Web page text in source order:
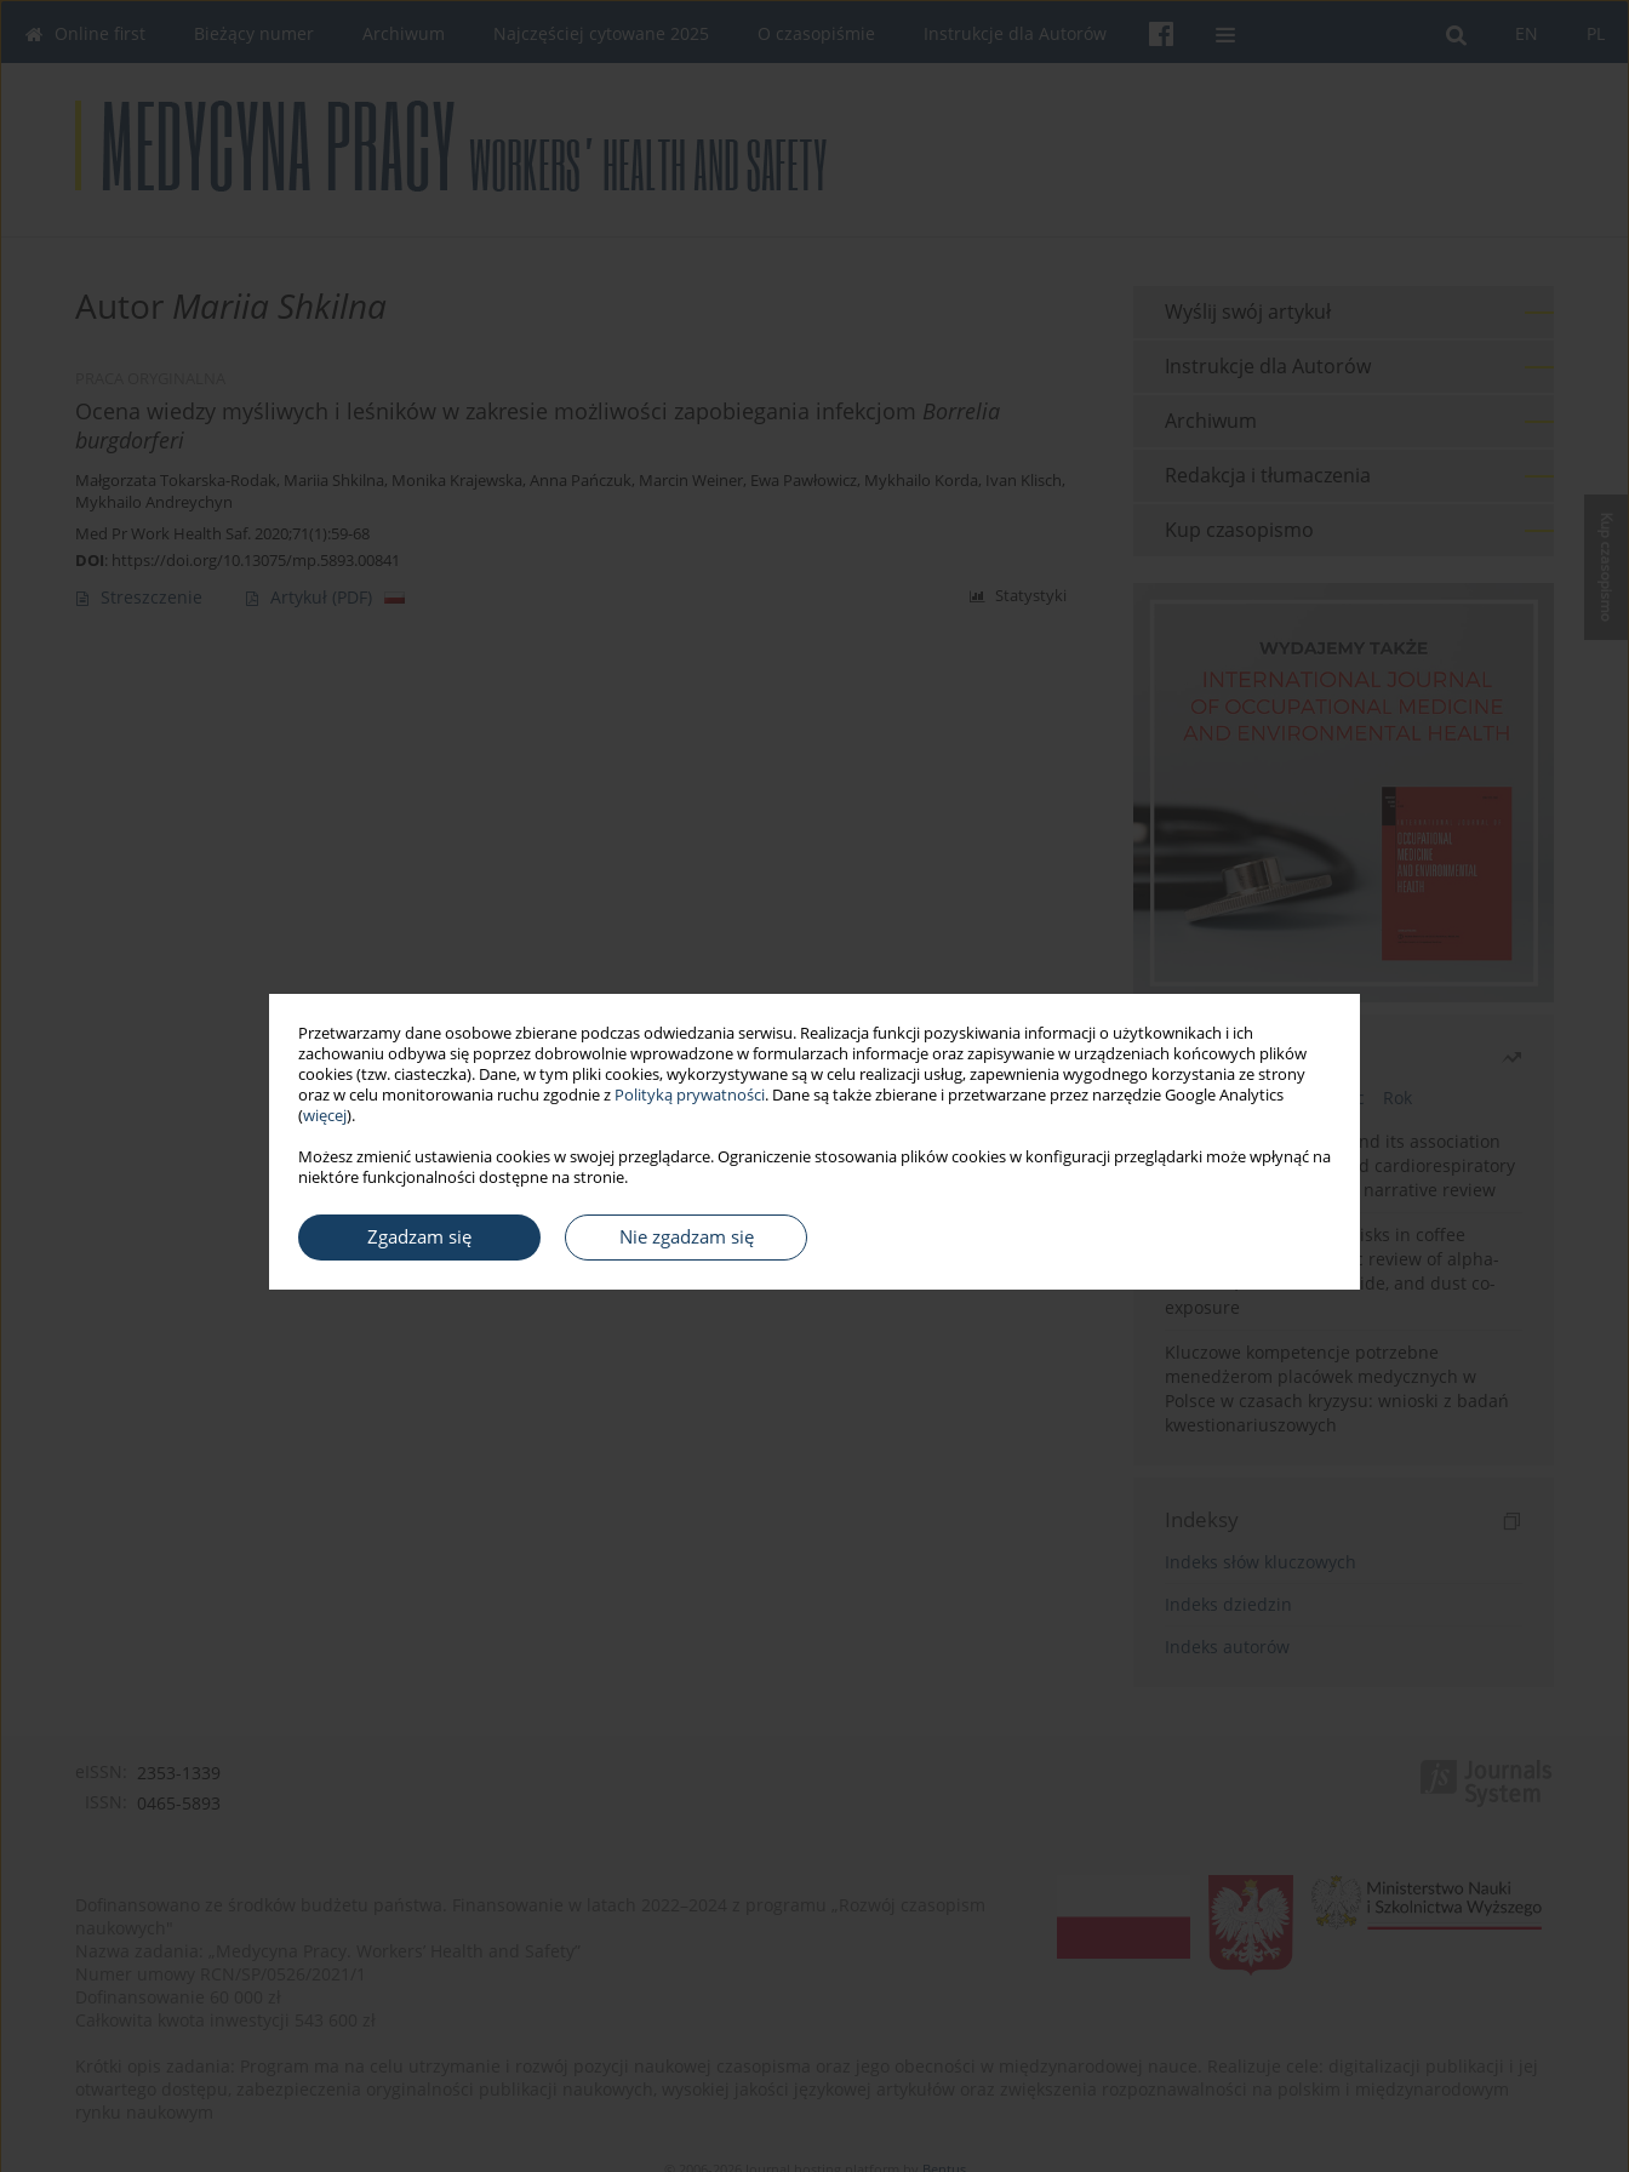
Przetwarzamy dane osobowe zbierane podczas odwiedzania serwisu. Realizacja funkcji pozyskiwania informacji o użytkownikach i ich
zachowaniu odbywa się poprzez dobrowolnie wprowadzone w formularzach informacje oraz zapisywanie w urządzeniach końcowych plików
cookies (tzw. ciasteczka). Dane, w tym pliki cookies, wykorzystywane są w celu realizacji usług, zapewnienia wygodnego korzystania ze strony
oraz w celu monitorowania ruchu zgodnie z Polityką prywatności. Dane są także zbierane i przetwarzane przez narzędzie Google Analytics
(więcej).
Możesz zmienić ustawienia cookies w swojej przeglądarce. Ograniczenie stosowania plików cookies w konfiguracji przeglądarki może wpłynąć na
niektóre funkcjonalności dostępne na stronie.
Zgadzam się Nie zgadzam się
PL
EN
Online first Bieżący numer Archiwum Najczęściej cytowane 2025 O czasopiśmie Instrukcje dla Autorów
Autor Mariia Shkilna
Ocena wiedzy myśliwych i leśników w zakresie możliwości zapobiegania infekcjom Borrelia
burgdorferi
Małgorzata Tokarska-Rodak, Mariia Shkilna, Monika Krajewska, Anna Pańczuk, Marcin Weiner, Ewa Pawłowicz, Mykhailo Korda, Ivan Klisch,
Mykhailo Andreychyn
Med Pr Work Health Saf. 2020;71(1):59-68
DOI: https://doi.org/10.13075/mp.5893.00841
Streszczenie Artykuł (PDF) Statystyki
Wyślij swój artykuł
Instrukcje dla Autorów
Archiwum
Redakcja i tłumaczenia
Kup czasopismo
Najczęściej czytane
Bieżący numer Miesiąc
Rok
Occupational burnout and its association
with physical activity and cardiorespiratory
fitness among nurses: a narrative review
Synergistic respiratory risks in coffee
processing: a systematic review of alpha-
diketone, carbon monoxide, and dust co-
exposure
Kluczowe kompetencje potrzebne
menedżerom placówek medycznych w
Polsce w czasach kryzysu: wnioski z badań
kwestionariuszowych
Indeksy
Indeks słów kluczowych
Indeks dziedzin
Indeks autorów
2353-1339
0465-5893